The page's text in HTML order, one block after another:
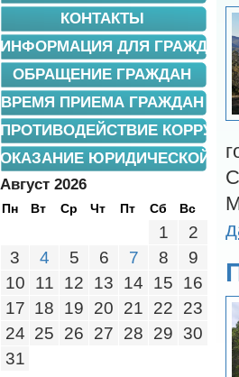
КОНТАКТЫ
ИНФОРМАЦИЯ ДЛЯ ГРАЖДАН
ОБРАЩЕНИЕ ГРАЖДАН
ВРЕМЯ ПРИЕМА ГРАЖДАН
ПРОТИВОДЕЙСТВИЕ
ОКАЗАНИЕ ЮРИДИЧЕСКОЙ
Август 2026
Пн Вт Ср Чт Пт Сб Вс
1
2
3
4 5 6 7 8
9
10
11 12 13 14 15
16
17 18 19 20 21 22
23
24 25 26 27 28 29
30
31